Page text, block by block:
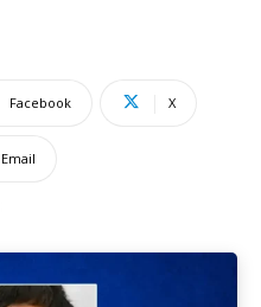
Facebook X
Email